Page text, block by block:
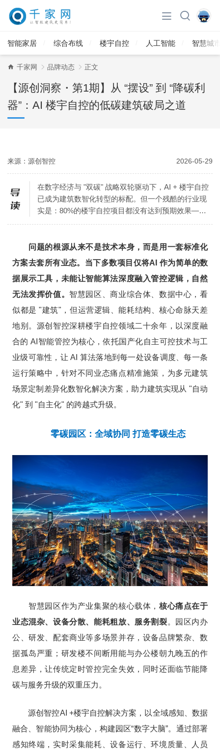
智能家居 综合布线 楼宇自控 人工智能 智慧城
千家网 品牌动态 正文
【源创洞察・第1期】从 “摆设” 到 “降碳利
器”：AI 楼宇自控的低碳建筑破局之道
来源：源创智控 2026-05-29
在数字经济与 "双碳" 战略双轮驱动下，AI + 楼宇自控
已成为建筑数智化转型的标配。但一个残酷的行业现
实是：80%的楼宇自控项目都没有达到预期效果——
有的成了只能看数据的 "大屏工程"，有的调控不精准
务中断。
问题的根源从来不是技术本身，而是用一套标准化
方案去套所有业态。当下多数项目仅将AI 作为简单的数
据展示工具，未能让智能算法深度融入管控逻辑，自然
无法发挥价值。 智慧园区、商业综合体、数据中心，看
似都是 "建筑"，但运营逻辑、能耗结构、核心命脉天差
地别。源创智控深耕楼宇自控领域二十余年，以深度融
合的 AI智能管控为核心，依托国产化自主可控技术与工
业级可靠性，让 AI 算法落地到每一处设备调度、每一条
运行策略中，针对不同业态痛点精准施策，为多元建筑
场景定制差异化数智化解决方案，助力建筑实现从 "自动
化" 到 "自主化" 的跨越式升级。
零碳园区：全域协同 打造零碳生态
智慧园区作为产业集聚的核心载体， 核心痛点在于
业态混杂、设备分散、能耗粗放、服务割裂。园区内办
公、研发、配套商业等多场景并存，设备品牌繁杂、数
据孤岛严重；研发楼不间断用能与办公楼朝九晚五的作
息差异，让传统定时管控完全失效，同时还面临节能降
碳与服务升级的双重压力。
源创智控AI +楼宇自控解决方案，以全域感知、数据
融合、智能协同为核心，构建园区“数字大脑”。通过部署
感知终端，实时采集能耗、设备运行、环境质量、人员